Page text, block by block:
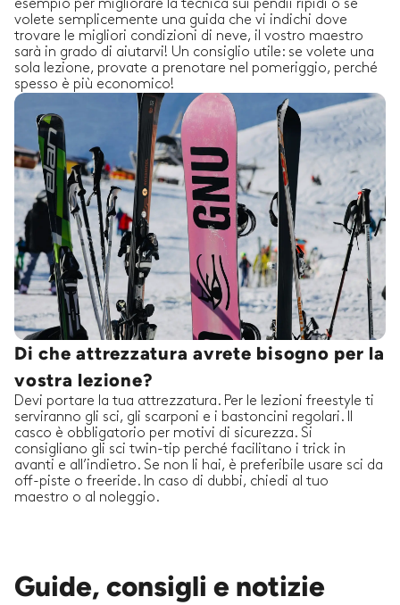
esempio per migliorare la tecnica sui pendii ripidi o se
volete semplicemente una guida che vi indichi dove
trovare le migliori condizioni di neve, il vostro maestro
sarà in grado di aiutarvi! Un consiglio utile: se volete una
sola lezione, provate a prenotare nel pomeriggio, perché
spesso è più economico!
Di che attrezzatura avrete bisogno per la
vostra lezione?
Devi portare la tua attrezzatura. Per le lezioni freestyle ti
serviranno gli sci, gli scarponi e i bastoncini regolari. Il
casco è obbligatorio per motivi di sicurezza. Si
consigliano gli sci twin-tip perché facilitano i trick in
avanti e all’indietro. Se non li hai, è preferibile usare sci da
off-piste o freeride. In caso di dubbi, chiedi al tuo
maestro o al noleggio.
Guide, consigli e notizie